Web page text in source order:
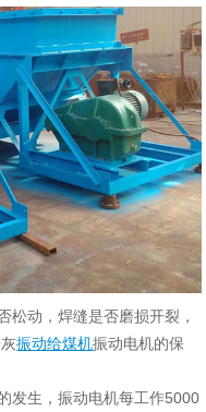
动，焊缝是否磨损开裂，
振动给煤机振动电机的保
发生，振动电机每工作5000